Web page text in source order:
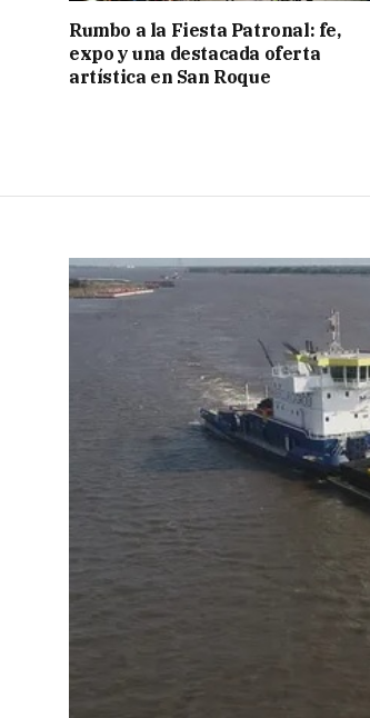
Rumbo a la Fiesta Patronal: fe,
expo y una destacada oferta
artística en San Roque